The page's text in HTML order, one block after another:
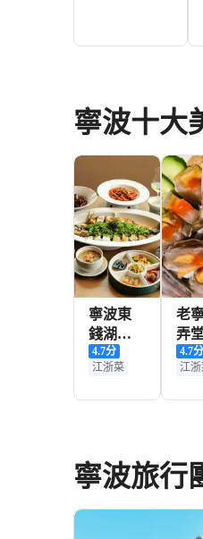
寧波十大
寧波東
錢湖華
茂希爾
頓酒店·
4.7分
江浙菜
適合情侶
老
弄
館（
源
4.7分
江
寧波旅行